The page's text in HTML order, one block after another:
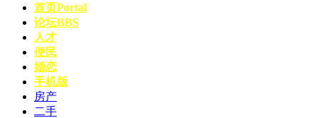
首页Portal
论坛BBS
人才
便民
婚恋
手机版
房产
二手